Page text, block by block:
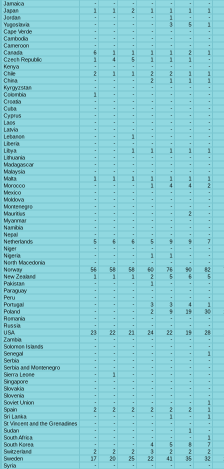
Jamaica
- - - - - -
-
Japan
1 1 2 1 1 1
1
Jordan
- - - - 1 -
-
Yugoslavia
- - - - 3 5
1
Cape Verde
- - - - - -
-
Cambodia
- - - - - -
-
Cameroon
- - - - - -
-
Canada
6 1 1 1 1 2
1
Czech Republic
1 4 5 1 1 1
-
Kenya
- - - - - -
-
Chile
2 1 1 2 2 1
1
China
- - - 2 1 1
1
Kyrgyzstan
- - - - - -
-
Colombia
1 - - - - -
-
Croatia
- - - - - -
-
Cuba
- - - - - -
-
Cyprus
- - - - - -
-
Laos
- - - - - -
-
Latvia
- - - - - -
-
Lebanon
- - 1 - - -
-
Liberia
- - - - - -
-
Libya
- - 1 1 1 1
1
Lithuania
- - - - - -
-
Madagascar
- - - - - -
-
Malaysia
- - - - - -
-
Malta
1 1 1 1 1 1
1
Morocco
- - - 1 4 4
2
Mexico
- - - - - -
-
Moldova
- - - - - -
-
Montenegro
- - - - - -
-
Mauritius
- - - - - 2
-
Myanmar
- - - - - -
-
Namibia
- - - - - -
-
Nepal
- - - - - -
-
Netherlands
5 6 6 5 9 9
7
Niger
- - - - - -
-
Nigeria
- - - 1 1 -
-
North Macedonia
- - - - - -
-
Norway
56 58 58 60 76 90 82
New Zealand
1 1 1 2 5 6
5
Pakistan
- - - 1 - -
-
Paraguay
- - - - - -
-
Peru
- - - - - -
-
Portugal
- - - 3 3 4
1
Poland
- - - 2 9 19 30
Romania
- - - - - -
-
Russia
- - - - - -
-
USA
23 22 21 24 22 19 28
Zambia
- - - - - -
-
Solomon Islands
- - - - - -
-
Senegal
- - - - - -
1
Serbia
- - - - - -
-
Serbia and Montenegro
- - - - - -
-
Sierra Leone
- 1 - - - -
-
Singapore
- - - - - -
-
Slovakia
- - - - - -
-
Slovenia
- - - - - -
-
Soviet Union
- - - - - -
1
Spain
2 2 2 2 2 2
1
Sri Lanka
- - - - 1 -
1
St Vincent and the Grenadines
- - - - - -
-
Sudan
- - - - - 1
-
South Africa
- - - - - -
1
South Korea
- - - 4 5 8
7
Switzerland
2 2 2 3 2 2
2
Sweden
17 20 25 22 41 35 32
Syria
- - - - - -
-